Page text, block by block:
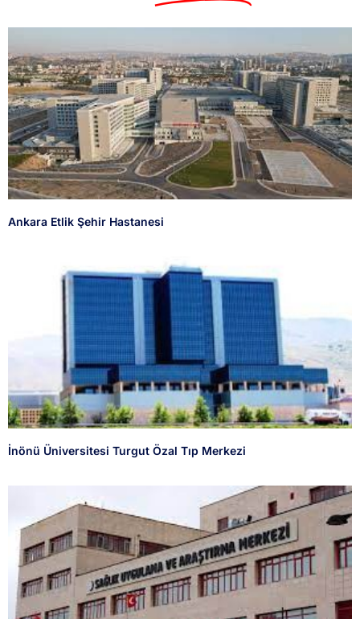
Ankara Etlik Şehir Hastanesi
İnönü Üniversitesi Turgut Özal Tıp Merkezi